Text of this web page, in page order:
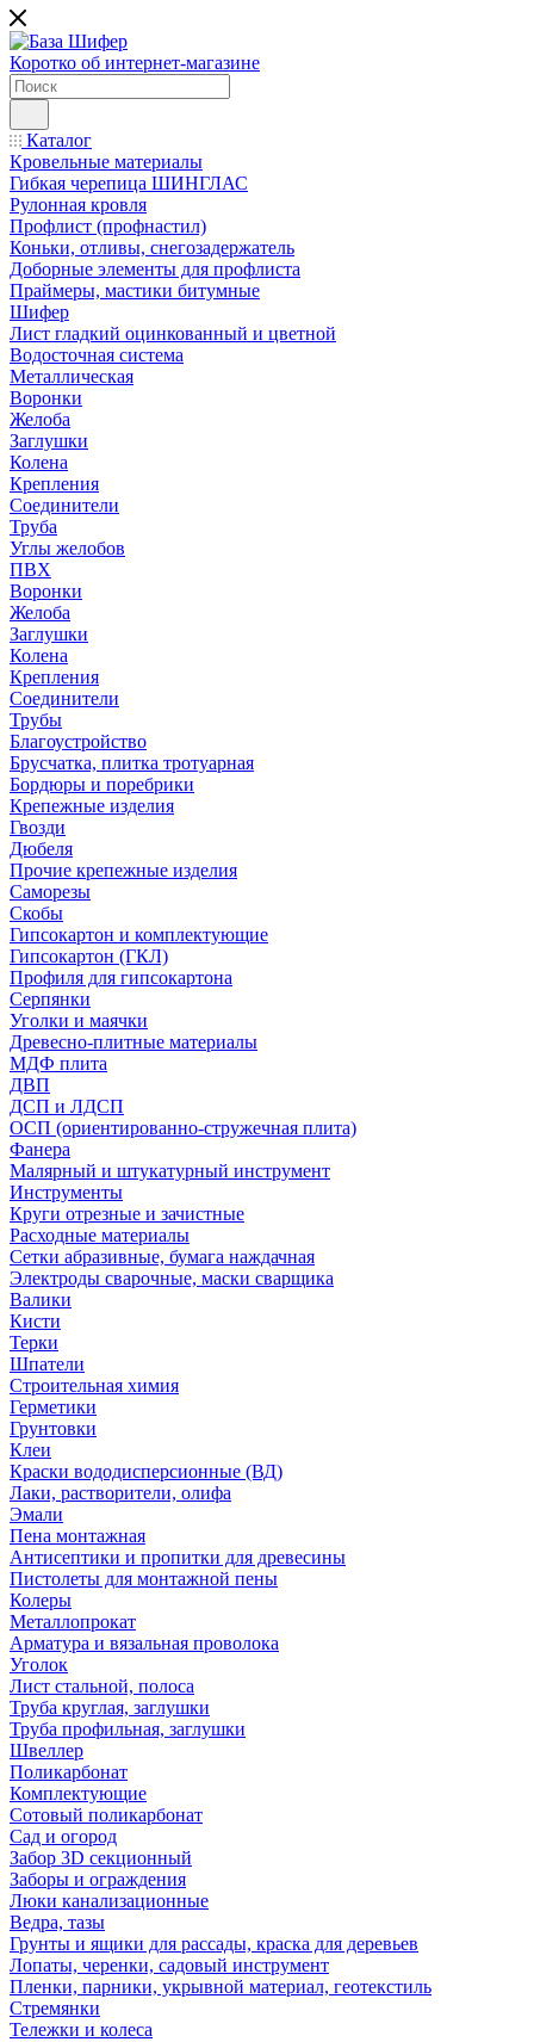
Коротко об интернет-магазине
Каталог
Кровельные материалы
Гибкая черепица ШИНГЛАС
Рулонная кровля
Профлист (профнастил)
Коньки, отливы, снегозадержатель
Доборные элементы для профлиста
Праймеры, мастики битумные
Шифер
Лист гладкий оцинкованный и цветной
Водосточная система
Металлическая
Воронки
Желоба
Заглушки
Колена
Крепления
Соединители
Труба
Углы желобов
ПВХ
Воронки
Желоба
Заглушки
Колена
Крепления
Соединители
Трубы
Благоустройство
Брусчатка, плитка тротуарная
Бордюры и поребрики
Крепежные изделия
Гвозди
Дюбеля
Прочие крепежные изделия
Саморезы
Скобы
Гипсокартон и комплектующие
Гипсокартон (ГКЛ)
Профиля для гипсокартона
Серпянки
Уголки и маячки
Древесно-плитные материалы
МДФ плита
ДВП
ДСП и ЛДСП
ОСП (ориентированно-стружечная плита)
Фанера
Малярный и штукатурный инструмент
Инструменты
Круги отрезные и зачистные
Расходные материалы
Сетки абразивные, бумага наждачная
Электроды сварочные, маски сварщика
Валики
Кисти
Терки
Шпатели
Строительная химия
Герметики
Грунтовки
Клеи
Краски вододисперсионные (ВД)
Лаки, растворители, олифа
Эмали
Пена монтажная
Антисептики и пропитки для древесины
Пистолеты для монтажной пены
Колеры
Металлопрокат
Арматура и вязальная проволока
Уголок
Лист стальной, полоса
Труба круглая, заглушки
Труба профильная, заглушки
Швеллер
Поликарбонат
Комплектующие
Сотовый поликарбонат
Сад и огород
Забор 3D секционный
Заборы и ограждения
Люки канализационные
Ведра, тазы
Грунты и ящики для рассады, краска для деревьев
Лопаты, черенки, садовый инструмент
Пленки, парники, укрывной материал, геотекстиль
Стремянки
Тележки и колеса